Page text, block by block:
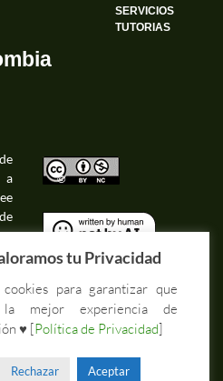
SERVICIOS
TUTORIAS
a
©
©
SSL
tu Privacidad
cookies para garantizar que
la mejor experiencia de
♥ [Política de Privacidad]
Rechazar Aceptar